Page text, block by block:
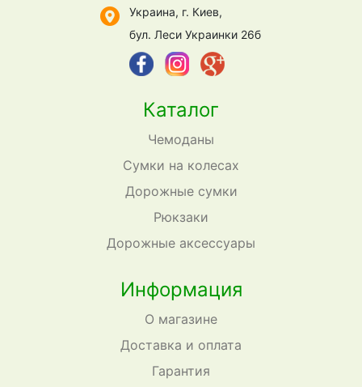
Каталог
Чемоданы
Сумки на колесах
Дорожные сумки
Рюкзаки
Дорожные аксессуары
Информация
О магазине
Доставка и оплата
Гарантия
Украина, г. Киев,
бул. Леси Украинки 26б